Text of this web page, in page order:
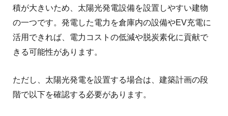
積が大きいため、太陽光発電設備を設置しやすい建物
の一つです。 発電した電力を倉庫内の設備やEV充電に
活用できれば、電力コストの低減や脱炭素化に貢献で
きる可能性があります。
ただし、太陽光発電を設置する場合は、建築計画の段
階で以下を確認する必要があります。